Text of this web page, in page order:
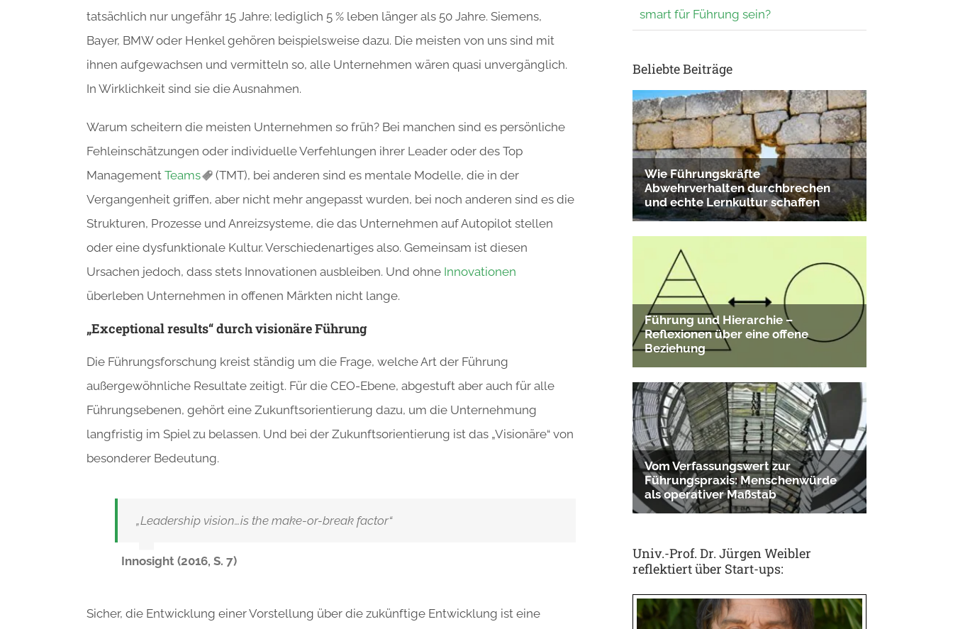
tatsächlich nur ungefähr 15 Jahre; lediglich 5 % leben länger als 50 Jahre. Siemens,
Bayer, BMW oder Henkel gehören beispielsweise dazu. Die meisten von uns sind mit
ihnen aufgewachsen und vermitteln so, alle Unternehmen wären quasi unvergänglich.
In Wirklichkeit sind sie die Ausnahmen.
Warum scheitern die meisten Unternehmen so früh? Bei manchen sind es persönliche
Fehleinschätzungen oder individuelle Verfehlungen ihrer Leader oder des Top
Management Teams
(TMT), bei anderen sind es mentale Modelle, die in der
Vergangenheit griffen, aber nicht mehr angepasst wurden, bei noch anderen sind es die
Strukturen, Prozesse und Anreizsysteme, die das Unternehmen auf Autopilot stellen
oder eine dysfunktionale Kultur. Verschiedenartiges also. Gemeinsam ist diesen
Ursachen jedoch, dass stets Innovationen ausbleiben. Und ohne Innovationen
überleben Unternehmen in offenen Märkten nicht lange.
„Exceptional results“ durch visionäre Führung
Die Führungsforschung kreist ständig um die Frage, welche Art der Führung
außergewöhnliche Resultate zeitigt. Für die CEO-Ebene, abgestuft aber auch für alle
Führungsebenen, gehört eine Zukunftsorientierung dazu, um die Unternehmung
langfristig im Spiel zu belassen. Und bei der Zukunftsorientierung ist das „Visionäre“ von
besonderer Bedeutung.
„Leadership vision…is the make-or-break factor“
Innosight (2016, S. 7)
Sicher, die Entwicklung einer Vorstellung über die zukünftige Entwicklung ist eine
smart für Führung sein?
Beliebte Beiträge
Univ.-Prof. Dr. Jürgen Weibler
reflektiert über Start-ups: